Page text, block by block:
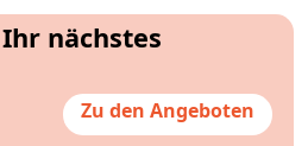
nächstes
Zu den Angeboten